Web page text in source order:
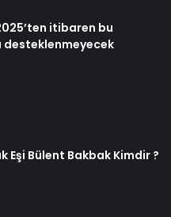
itibaren bu
Eşi Bülent Bakbak Kimdir ?